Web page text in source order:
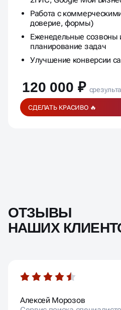
Регистрация и
2ГИС, Google Мой
Работа с
доверие, формы)
Еженедельные созвоны
планирование задач
120 000 ₽
ОТЗЫВЫ